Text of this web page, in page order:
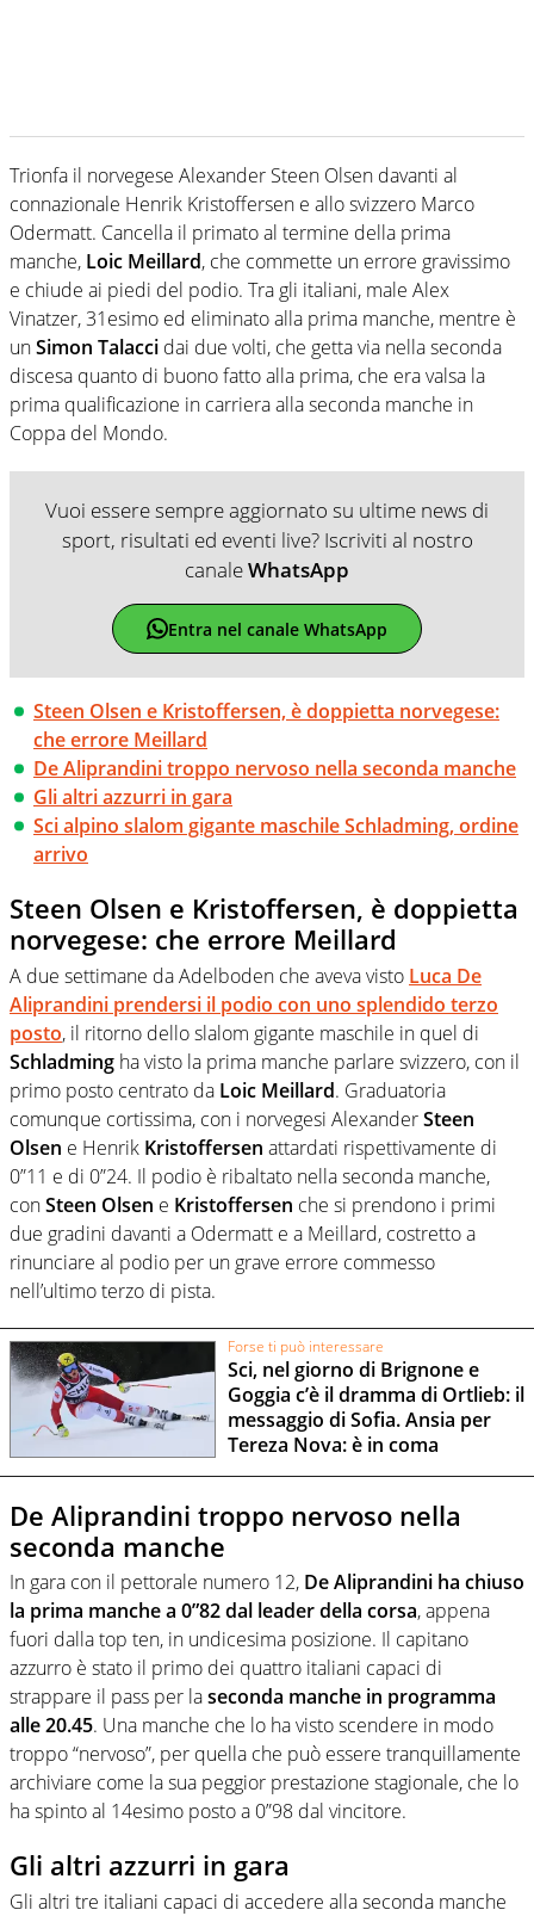
Trionfa il norvegese Alexander Steen Olsen davanti al
connazionale Henrik Kristoffersen e allo svizzero Marco
Odermatt. Cancella il primato al termine della prima
manche, Loic Meillard, che commette un errore gravissimo
e chiude ai piedi del podio. Tra gli italiani, male Alex
Vinatzer, 31esimo ed eliminato alla prima manche, mentre è
unSimon Talacci dai due volti, che getta via nella seconda
discesa quanto di buono fatto alla prima, che era valsa la
prima qualificazione in carriera alla seconda manche in
Coppa del Mondo.
Vuoi essere sempre aggiornato su ultime news di
sport, risultati ed eventi live? Iscriviti al nostro
canaleWhatsApp
Entra nel canale WhatsApp
Steen Olsen e Kristoffersen, è doppietta norvegese:
che errore Meillard
De Aliprandini troppo nervoso nella seconda manche
Gli altri azzurri in gara
Sci alpino slalom gigante maschile Schladming, ordine
arrivo
Steen Olsen e Kristoffersen, è doppietta
norvegese: che errore Meillard
A due settimane da Adelboden che aveva visto Luca De
Aliprandini prendersi il podio con uno splendido terzo
posto, il ritorno dello slalom gigante maschile in quel di
Schladming ha visto la prima manche parlare svizzero, con il
primo posto centrato da Loic Meillard. Graduatoria
comunque cortissima, con i norvegesi AlexanderSteen
Olsen e Henrik Kristoffersen attardati rispettivamente di
0”11 e di 0”24. Il podio è ribaltato nella seconda manche,
conSteen Olsen e Kristoffersen che si prendono i primi
due gradini davanti a Odermatt e a Meillard, costretto a
rinunciare al podio per un grave errore commesso
nell’ultimo terzo di pista.
Forse ti può interessare
Sci, nel giorno di Brignone e
Goggia c’è il dramma di Ortlieb: il
messaggio di Sofia. Ansia per
Tereza Nova: è in coma
De Aliprandini troppo nervoso nella
seconda manche
In gara con il pettorale numero 12, De Aliprandini ha chiuso
la prima manche a 0”82 dal leader della corsa, appena
fuori dalla top ten, in undicesima posizione. Il capitano
azzurro è stato il primo dei quattro italiani capaci di
strappare il pass per laseconda manche in programma
alle 20.45. Una manche che lo ha visto scendere in modo
troppo “nervoso”, per quella che può essere tranquillamente
archiviare come la sua peggior prestazione stagionale, che lo
ha spinto al 14esimo posto a 0”98 dal vincitore.
Gli altri azzurri in gara
Gli altri tre italiani capaci di accedere alla seconda manche